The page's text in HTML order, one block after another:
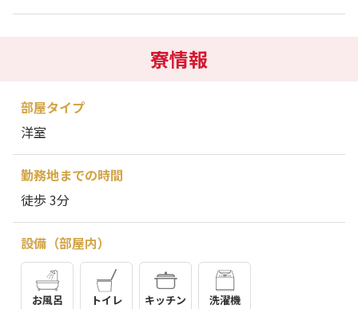
寮情報
部屋タイプ
洋室
勤務地までの時間
徒歩 3分
設備（部屋内）
お風呂 トイレ キッチン 洗濯機